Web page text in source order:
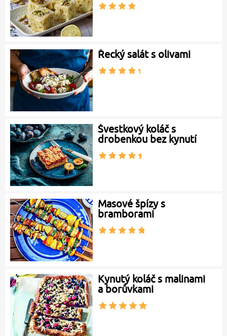
Řecký salát s olivami
Švestkový koláč s
drobenkou bez kynutí
Masové špízy s
bramborami
Kynutý koláč s malinami
a borůvkami